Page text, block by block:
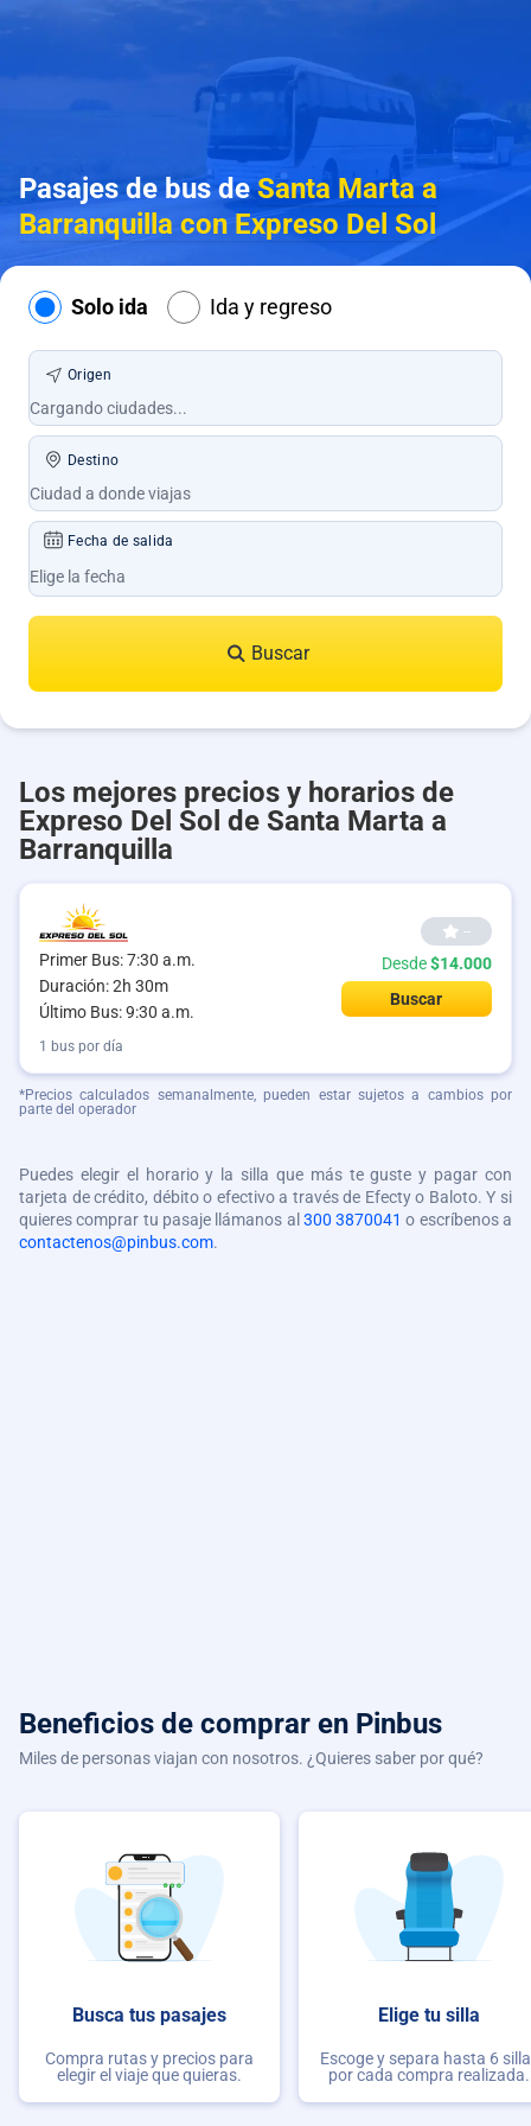
Pasajes de bus deSanta Marta a
Barranquilla con Expreso Del Sol
Solo ida Ida y regreso
Origen
Destino
Fecha de salida
Buscar
Los mejores precios y horarios de
Expreso Del Sol de Santa Marta a
Barranquilla
Primer Bus: 7:30 a.m.
Duración: 2h 30m
Último Bus: 9:30 a.m.
--
Desde$14.000
Buscar
1 bus por día
*Precios calculados semanalmente, pueden estar sujetos a cambios por
parte del operador
Puedes elegir el horario y la silla que más te guste y pagar con
tarjeta de crédito, débito o efectivo a través de Efecty o Baloto. Y si
quieres comprar tu pasaje llámanos al 300 3870041 o escríbenos a
contactenos@pinbus.com.
Beneficios de comprar en Pinbus
Miles de personas viajan con nosotros. ¿Quieres saber por qué?
Busca tus pasajes
Compra rutas y precios para
elegir el viaje que quieras.
Elige tu silla
Escoge y separa hasta 6
por cada compra realizada.